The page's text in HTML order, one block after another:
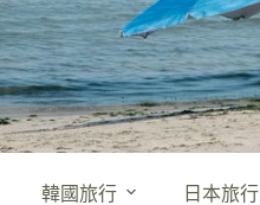
韓國旅行 日本旅行